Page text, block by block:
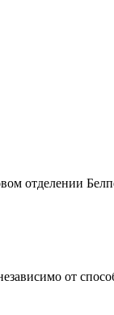
отделении
от